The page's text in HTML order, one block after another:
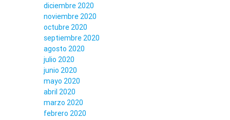
diciembre 2020
noviembre 2020
octubre 2020
septiembre 2020
agosto 2020
julio 2020
junio 2020
mayo 2020
abril 2020
marzo 2020
febrero 2020